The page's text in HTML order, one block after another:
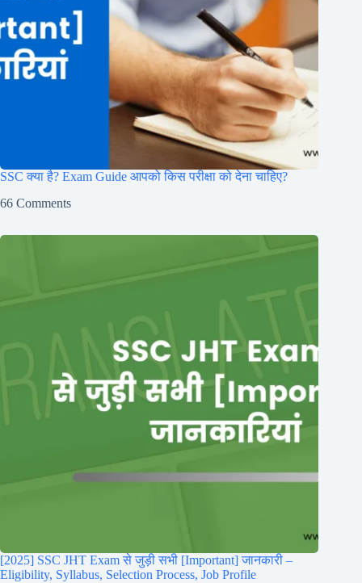
SSC क्या है? Exam Guide आपको किस परीक्षा को देना चाहिए?
66 Comments
[2025] SSC JHT Exam से जुड़ी सभी [Important] जानकारी –
Eligibility, Syllabus, Selection Process, Job Profile